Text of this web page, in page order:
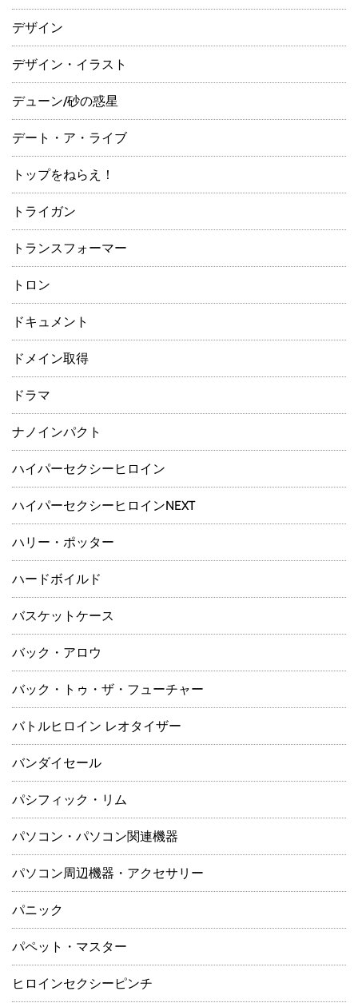
デザイン
デザイン・イラスト
デューン/砂の惑星
デート・ア・ライブ
トップをねらえ！
トライガン
トランスフォーマー
トロン
ドキュメント
ドメイン取得
ドラマ
ナノインパクト
ハイパーセクシーヒロイン
ハイパーセクシーヒロインNEXT
ハリー・ポッター
ハードボイルド
バスケットケース
バック・アロウ
バック・トゥ・ザ・フューチャー
バトルヒロイン レオタイザー
バンダイセール
パシフィック・リム
パソコン・パソコン関連機器
パソコン周辺機器・アクセサリー
パニック
パペット・マスター
ヒロインセクシーピンチ